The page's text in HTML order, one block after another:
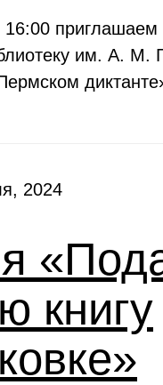
16:00
им. А. М.
2024
книгу